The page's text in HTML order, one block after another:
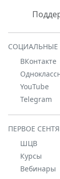
СОЦИАЛЬНЫЕ
ВКонтакте
YouTube
Telegram
ПЕРВОЕ
ШЦВ
Курсы
Вебинары